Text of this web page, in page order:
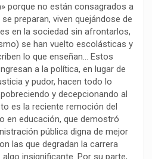
n
k
t
i
r
porque no están consagrados a
preparan, viven quejándose de
en la sociedad sin afrontarlos,
se han vuelto escolásticas y
lo que enseñan… Estos
a la política, en lugar de
y pudor, hacen todo lo
y decepcionando al
es la reciente remoción del
en educación, que demostró
pública digna de mejor
las que degradan la carrera
insignificante. Por su parte,